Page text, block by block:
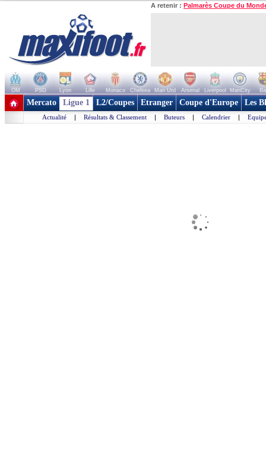
A retenir : Palmarès Coupe du
OM PSG Lyon Lille Monaco Chelsea Man Utd Arsenal Liverpool ManCity
+ de clubs
Mercato Ligue 1 L2/Coupes Etranger Coupe d'Europe Les
Actualité | Résultats & Classement | Buteurs | Calendrier |